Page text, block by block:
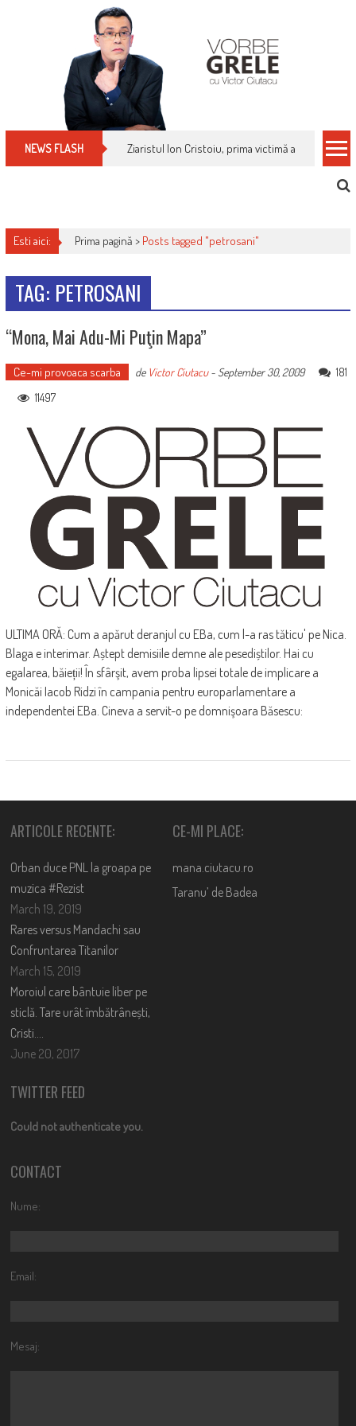
NEWS FLASH Ziaristul Ion Cristoiu, prima victimă a noi
Esti aici: Prima pagină > Posts tagged "petrosani"
TAG: PETROSANI
“Mona, Mai Adu-Mi Puţin Mapa”
Ce-mi provoaca scarba de Victor Ciutacu- September 30, 2009
181
11497
ULTIMA ORĂ: Cum a apărut deranjul cu EBa, cum l-a ras tăticu' pe Nica.
Blaga e interimar. Aștept demisiile demne ale pesediștilor. Hai cu
egalarea, băieții! În sfârşit, avem proba lipsei totale de implicare a
Monicăi Iacob Ridzi în campania pentru europarlamentare a
independentei EBa. Cineva a servit-o pe domnişoara Băsescu:
ARTICOLE RECENTE:
Orban duce PNL la groapa pe
muzica #Rezist
March 19, 2019
Rares versus Mandachi sau
Confruntarea Titanilor
March 15, 2019
Moroiul care bântuie liber pe
sticlă. Tare urât îmbătrânești,
Cristi….
June 20, 2017
CE-MI PLACE:
mana.ciutacu.ro
Taranu’ de Badea
TWITTER FEED
Could not authenticate you.
CONTACT
Nume:
Email:
Mesaj: